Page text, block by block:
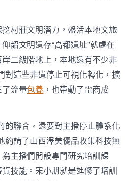
村莊文明潛力，盤活本地文旅
韶文明遺存“高都遺址”就處在
二級階地上，本地還有不少非
對這些非遺停止可視化轉化，擴
了流量包養 ，也帶動了電商成
的聯合，還要對主播停止體系化
約請了山西澤美優品收集科技無
主播們開設專門研究培訓課
技能。宋小朋就是進修了培訓